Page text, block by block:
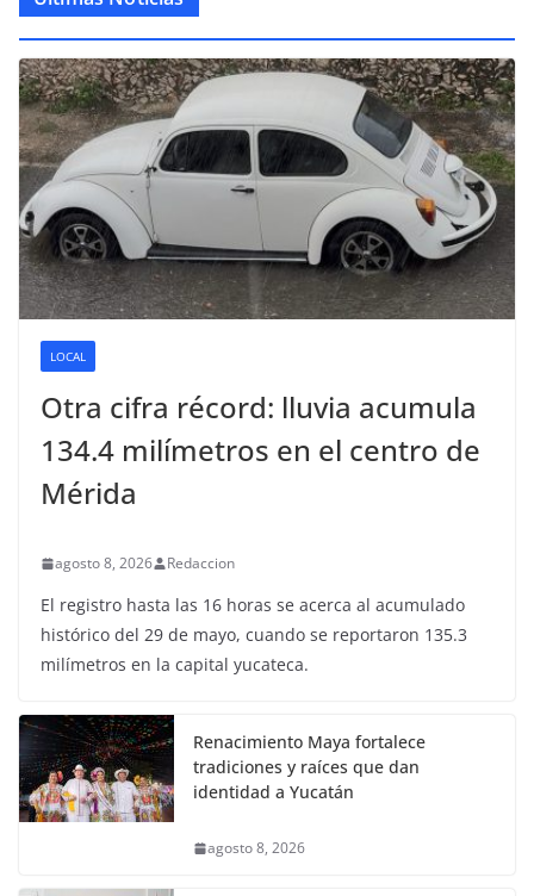
LOCAL
Otra cifra récord: lluvia acumula
134.4 milímetros en el centro de
Mérida
agosto 8, 2026 Redaccion
El registro hasta las 16 horas se acerca al acumulado
histórico del 29 de mayo, cuando se reportaron 135.3
milímetros en la capital yucateca.
Renacimiento Maya fortalece
tradiciones y raíces que dan
identidad a Yucatán
agosto 8, 2026